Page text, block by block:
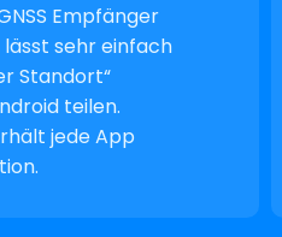
Empfänger
sehr einfach
Standort“
teilen.
jede App